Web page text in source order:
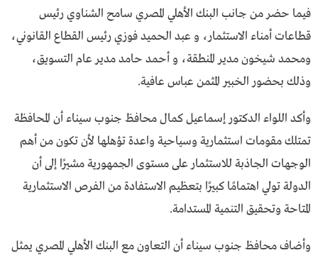
فيما حضر من جانب البنك الأهلي المصري سامح الشناوي رئيس
قطاعات أمناء الاستثمار، و عبد الحميد فوزي رئيس القطاع القانوني،
ومحمد شيخون مدير المنطقة، و أحمد حامد مدير عام التسويق،
وذلك بحضور الخبير المثمن عباس عافية.
وأكد اللواء الدكتور إسماعيل كمال محافظ جنوب سيناء أن المحافظة
تمتلك مقومات استثمارية وسياحية واعدة تؤهلها لأن تكون من أهم
الوجهات الجاذبة للاستثمار على مستوى الجمهورية مشيرًا إلى أن
الدولة تولي اهتمامًا كبيرًا بتعظيم الاستفادة من الفرص الاستثمارية
المتاحة وتحقيق التنمية المستدامة.
وأضاف محافظ جنوب سيناء أن التعاون مع البنك الأهلي المصري يمثل